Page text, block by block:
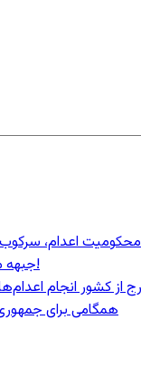
محکومیت اعدام،
جبهه ملی ایران: ماشین اعدام را متوقف کنید!
از کشور انجام
همگامی برای